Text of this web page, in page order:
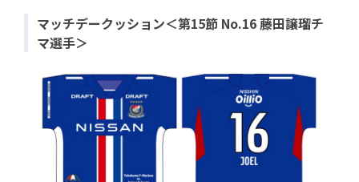
マッチデークッション＜第15節 No.16 藤田譲瑠チ
マ選手＞